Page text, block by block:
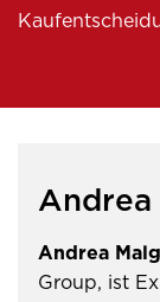
Andrea
Andrea
Group, ist